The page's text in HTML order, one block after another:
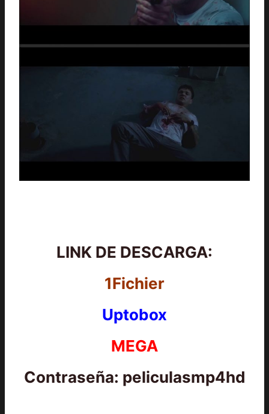
LINK DE DESCARGA:
1Fichier
Uptobox
MEGA
Contraseña: peliculasmp4hd